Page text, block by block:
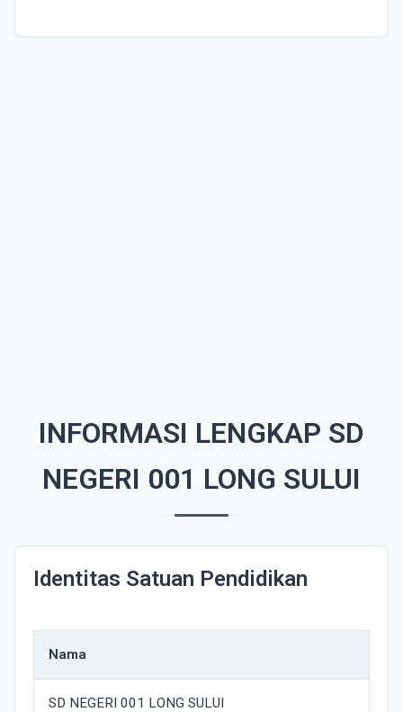
INFORMASI LENGKAP SD
NEGERI 001 LONG SULUI
Identitas Satuan Pendidikan
Nama
SD NEGERI 001 LONG SULUI